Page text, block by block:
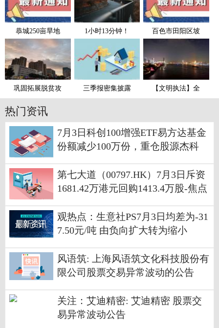
恭城250亩旱地 1小时13分钟！ 百色市田阳区坡
巩固拓展脱贫攻 三季报密集披露 【文明执法】全
热门资讯
7月3日科创100增强ETF易方达基金
份额减少100万份，重仓股源杰科
第七大道（00797.HK）7月3日斥资
1681.42万港元回购1413.4万股-焦点
观热点：生意社PS7月3日均差为-31
7.50元/吨 由负向扩大转为缩小
风语筑: 上海风语筑文化科技股份有
限公司股票交易异常波动的公告
关注：艾迪精密: 艾迪精密 股票交
易异常波动公告